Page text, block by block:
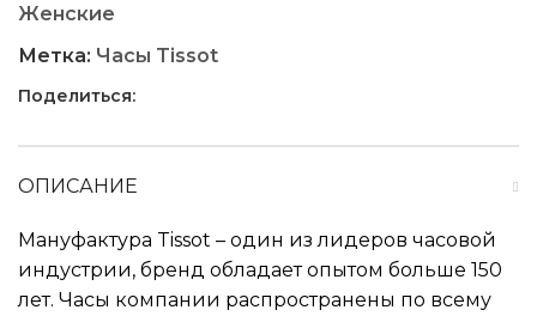
Женские
Метка: Часы Tissot
Поделиться:
ОПИСАНИЕ
Мануфактура Tissot – один из лидеров часовой
индустрии, бренд обладает опытом больше 150
лет. Часы компании распространены по всему